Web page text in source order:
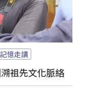
記憶走讀
祖先文化脈絡